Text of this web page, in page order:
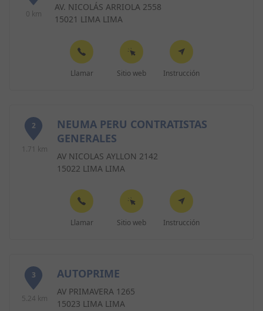
0 km
AV. NICOLÁS ARRIOLA 2558
15021 LIMA LIMA
Llamar Sitio web Instrucción
2
1.71 km
NEUMA PERU CONTRATISTAS
GENERALES
AV NICOLAS AYLLON 2142
15022 LIMA LIMA
Llamar Sitio web Instrucción
3
5.24 km
AUTOPRIME
AV PRIMAVERA 1265
15023 LIMA LIMA